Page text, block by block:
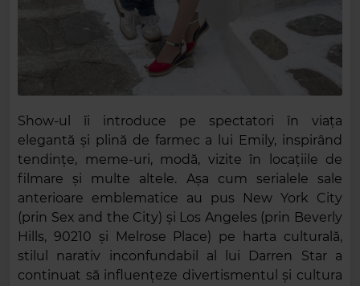
Show-ul îi introduce pe spectatori în viața
elegantă și plină de farmec a lui Emily, inspirând
tendințe, meme-uri, modă, vizite în locațiile de
filmare și multe altele. Așa cum serialele sale
anterioare emblematice au pus New York City
(prin Sex and the City) și Los Angeles (prin Beverly
Hills, 90210 și Melrose Place) pe harta culturală,
stilul narativ inconfundabil al lui Darren Star a
continuat să influențeze divertismentul și cultura